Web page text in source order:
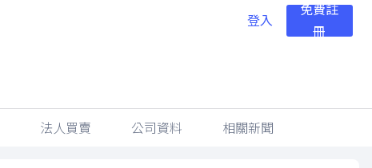
登入
免費註
冊
法人買賣 公司資料 相關新聞